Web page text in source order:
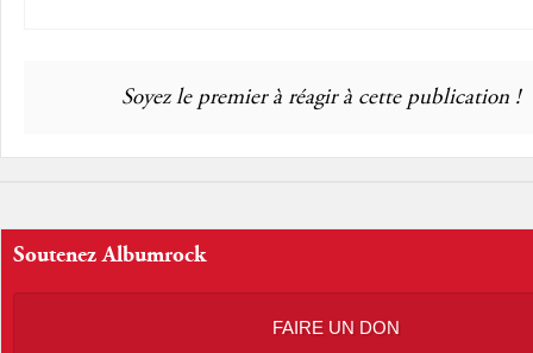
Soyez le premier à réagir à cette publication !
Soutenez Albumrock
FAIRE UN DON